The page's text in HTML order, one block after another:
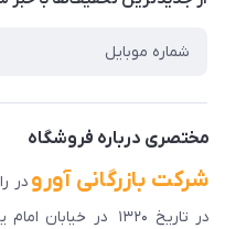
راهنمای ثبت سفارش
سوالات متداول
مختصری درباره فروشگاه
شرکت بازرگانی آورو در
در تاریخ ۱۳۲۰ در